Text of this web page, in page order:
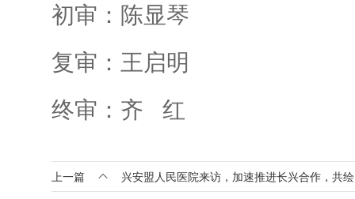
初审：陈显琴
复审：王启明
终审：齐 红
上一篇  兴安盟人民医院来访，加速推进长兴合作，共